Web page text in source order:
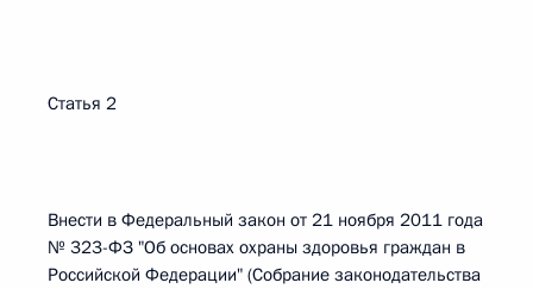
Статья 2
Внести в Федеральный закон от 21 ноября 2011 года
№ 323-ФЗ "Об основах охраны здоровья граждан в
Российской Федерации" (Собрание законодательства